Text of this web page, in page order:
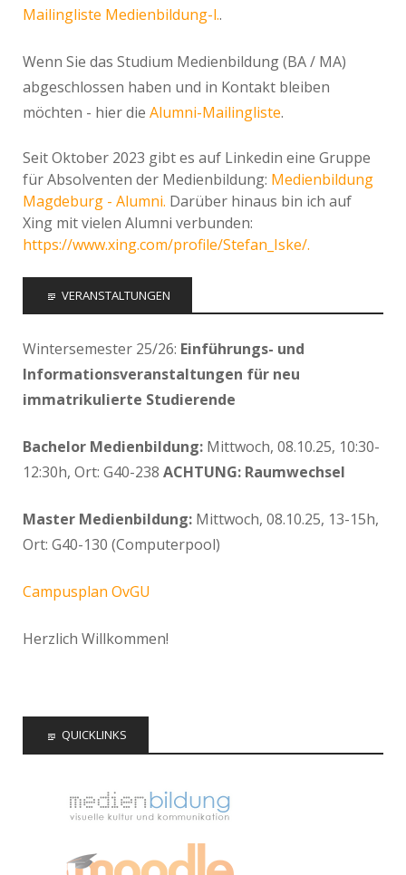
Mailingliste Medienbildung-l..
Wenn Sie das Studium Medienbildung (BA / MA)
abgeschlossen haben und in Kontakt bleiben
möchten - hier die Alumni-Mailingliste.
Seit Oktober 2023 gibt es auf Linkedin eine Gruppe
für Absolventen der Medienbildung: Medienbildung
Magdeburg - Alumni. Darüber hinaus bin ich auf
Xing mit vielen Alumni verbunden:
https://www.xing.com/profile/Stefan_Iske/.
VERANSTALTUNGEN
Wintersemester 25/26: Einführungs- und
Informationsveranstaltungen für neu
immatrikulierte Studierende
Bachelor Medienbildung: Mittwoch, 08.10.25, 10:30-
12:30h, Ort: G40-238 ACHTUNG: Raumwechsel
Master Medienbildung: Mittwoch, 08.10.25, 13-15h,
Ort: G40-130 (Computerpool)
Campusplan OvGU
Herzlich Willkommen!
QUICKLINKS